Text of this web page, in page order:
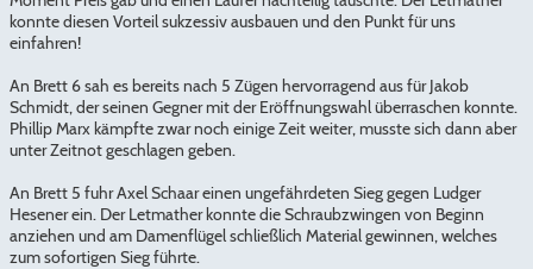
konnte diesen Vorteil sukzessiv ausbauen und den Punkt für uns
einfahren!
An Brett 6 sah es bereits nach 5 Zügen hervorragend aus für Jakob
Schmidt, der seinen Gegner mit der Eröffnungswahl überraschen konnte.
Phillip Marx kämpfte zwar noch einige Zeit weiter, musste sich dann aber
unter Zeitnot geschlagen geben.
An Brett 5 fuhr Axel Schaar einen ungefährdeten Sieg gegen Ludger
Hesener ein. Der Letmather konnte die Schraubzwingen von Beginn
anziehen und am Damenflügel schließlich Material gewinnen, welches
zum sofortigen Sieg führte.